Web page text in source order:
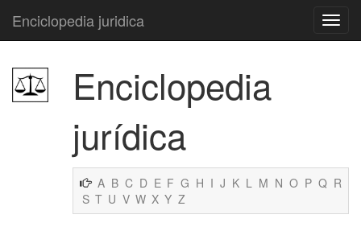
Enciclopedia juridica
Enciclopedia
jurídica
A B C D E F G H I J K L M N O P Q R
S T U V W X Y Z